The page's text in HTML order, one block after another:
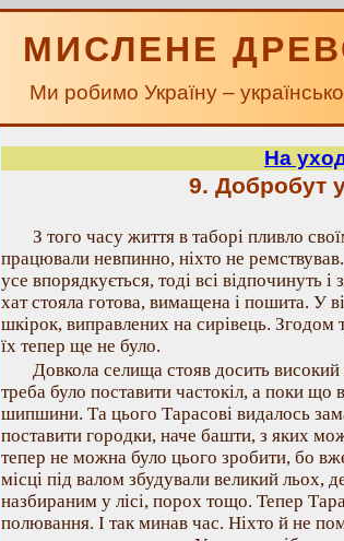
МИСЛЕНЕ
Ми робимо Україну –
На
9. Добробут
З того часу життя в таборі пливло
працювали невпинно, ніхто не
усе впорядкується, тоді всі відпочинуть
хат стояла готова, вимащена і пошита. У
шкірок, виправлених на сирівець. Згодом
їх тепер ще не було.
Довкола селища стояв досить
треба було поставити частокіл, а поки що
шипшини. Та цього Тарасові видалось
поставити городки, наче башти, з яких
тепер не можна було цього зробити, бо
місці під валом збудували великий льох,
назбираним у лісі, порох тощо. Тепер
полювання. І так минав час. Ніхто й не